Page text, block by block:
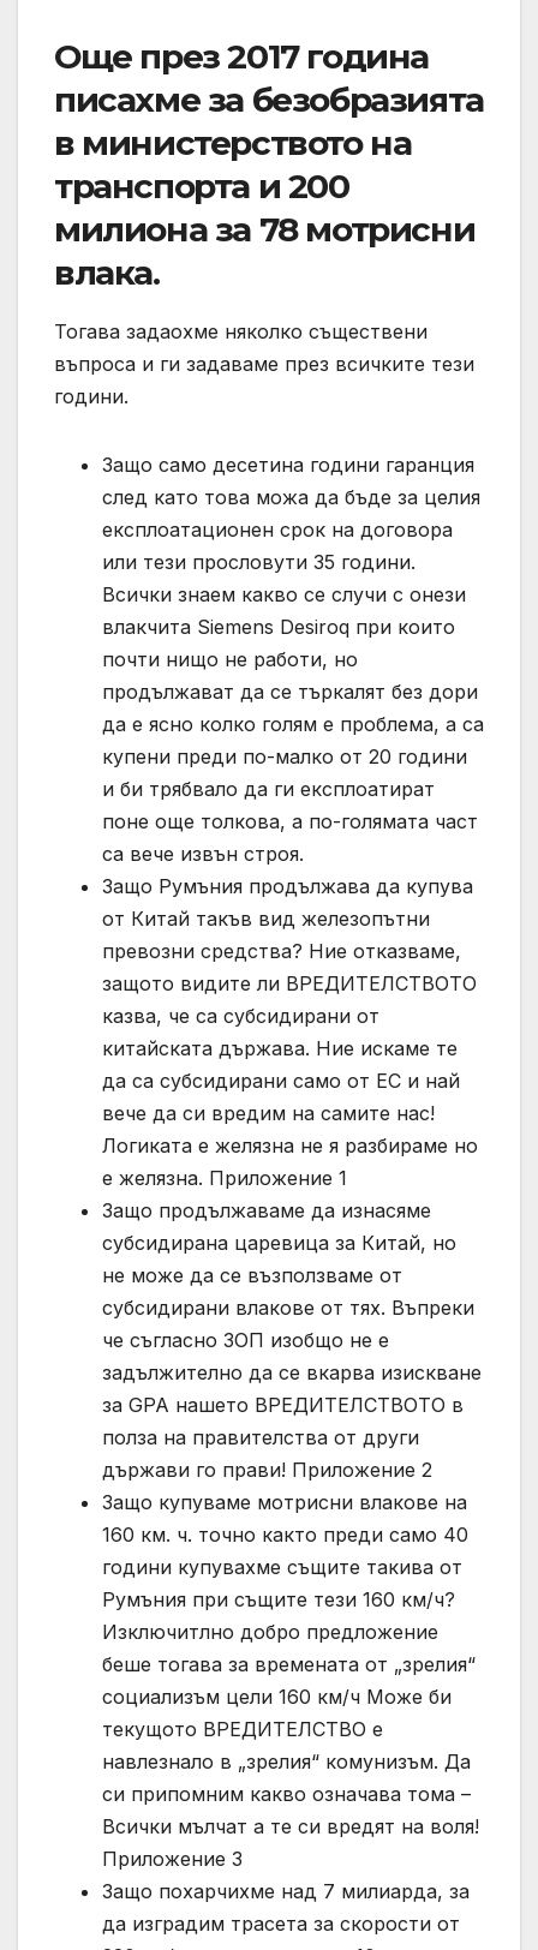
Още през 2017 година
писахме за безобразията
в министерството на
транспорта и 200
милиона за 78 мотрисни
влака.
Тогава задаохме няколко съществени
въпроса и ги задаваме през всичките тези
години.
Защо само десетина години гаранция
след като това можа да бъде за целия
експлоатационен срок на договора
или тези прословути 35 години.
Всички знаем какво се случи с онези
влакчита Siemens Desiroq при които
почти нищо не работи, но
продължават да се търкалят без дори
да е ясно колко голям е проблема, а са
купени преди по-малко от 20 години
и би трябвало да ги експлоатират
поне още толкова, а по-голямата част
са вече извън строя.
Защо Румъния продължава да купува
от Китай такъв вид железопътни
превозни средства? Ние отказваме,
защото видите ли ВРЕДИТЕЛСТВОТО
казва, че са субсидирани от
китайската държава. Ние искаме те
да са субсидирани само от ЕС и най
вече да си вредим на самите нас!
Логиката е желязна не я разбираме но
е желязна. Приложение 1
Защо продължаваме да изнасяме
субсидирана царевица за Китай, но
не може да се възползваме от
субсидирани влакове от тях. Въпреки
че съгласно ЗОП изобщо не е
задължително да се вкарва изискване
за GPA нашето ВРЕДИТЕЛСТВОТО в
полза на правителства от други
държави го прави! Приложение 2
Защо купуваме мотрисни влакове на
160 км. ч. точно както преди само 40
години купувахме същите такива от
Румъния при същите тези 160 км/ч?
Изключитлно добро предложение
беше тогава за времената от „зрелия“
социализъм цели 160 км/ч Може би
текущото ВРЕДИТЕЛСТВО е
навлезнало в „зрелия“ комунизъм. Да
си припомним какво означава тома –
Всички мълчат а те си вредят на воля!
Приложение 3
Защо похарчихме над 7 милиарда, за
да изградим трасета за скорости от